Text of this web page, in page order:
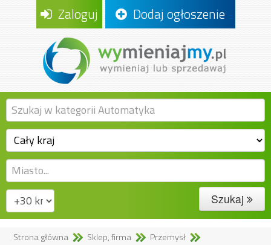
Zaloguj Dodaj ogłoszenie
Szukaj
Strona główna Sklep, firma
Przemysł